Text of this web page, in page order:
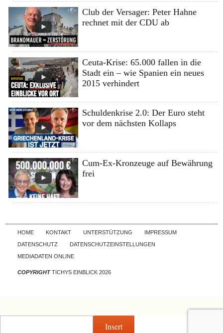
Club der Versager: Peter Hahne
rechnet mit der CDU ab
Ceuta-Krise: 65.000 fallen in die
Stadt ein – wie Spanien ein neues
2015 verhindert
Schuldenkrise 2.0: Der Euro steht
vor dem nächsten Kollaps
Cum-Ex-Kronzeuge auf Bewährung
frei
Skip to content
HOME KONTAKT UNTERSTÜTZUNG
IMPRESSUM
DATENSCHUTZ
DATENSCHUTZEINSTELLUNGEN
MEDIADATEN ONLINE
COPYRIGHTTICHYS EINBLICK 2026
Insert